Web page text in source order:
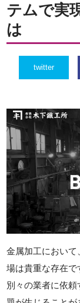
テムで実
は
twitter
金属加工におい
場は貴重な存在
別々の業者に依